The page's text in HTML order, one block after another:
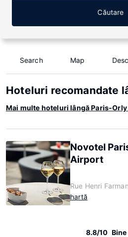
Căutare
Search Map
Hoteluri recomandate
Mai multe hoteluri lângă Paris-
Novotel
Airport
Rue Henri
hartă
8.8/10 Bine